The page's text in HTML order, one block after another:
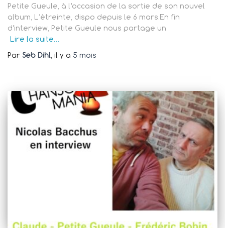
Petite Gueule, à l’occasion de la sortie de son nouvel
album, L’étreinte, dispo depuis le 6 mars.En fin
d’interview, Petite Gueule nous partage un
Lire la suite…
Par Seb Dihl , il y a 5 mois